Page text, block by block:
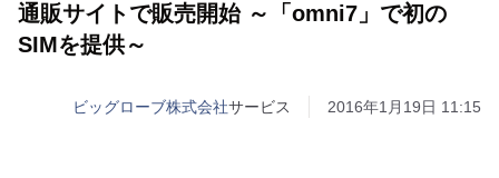
通販サイトで販売開始 ～「omni7」で初の
SIMを提供～
ビッグローブ株式会社サービス 2016年1月19日 11:15